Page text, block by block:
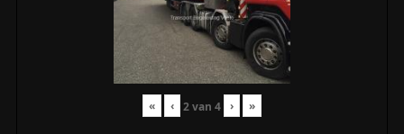
« ‹ 2van 4 › »